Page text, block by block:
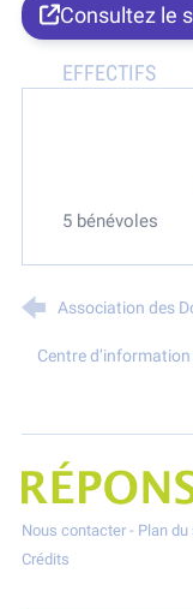
Consultez le
5 bénévoles
Association des
Centre
Projet Réponses -
Nous contacter- Plan du
Crédits